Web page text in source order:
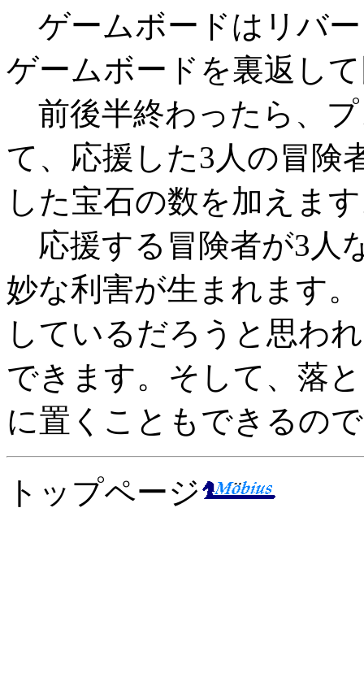
ゲームボードはリバ
ゲームボードを裏返し
前後半終わったら、
て、応援した3人の冒険
した宝石の数を加えま
応援する冒険者が3人
妙な利害が生まれます
しているだろうと思わ
できます。そして、落
に置くこともできるの
トップページ